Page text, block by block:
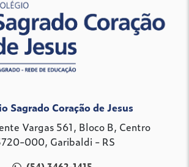
Sagrado Coração de Jesus
Vargas 561, Bloco B, Centro
000, Garibaldi - RS